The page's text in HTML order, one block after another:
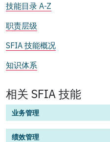
技能目录 A-Z
职责层级
SFIA 技能概况
知识体系
相关 SFIA 技能
业务管理
绩效管理